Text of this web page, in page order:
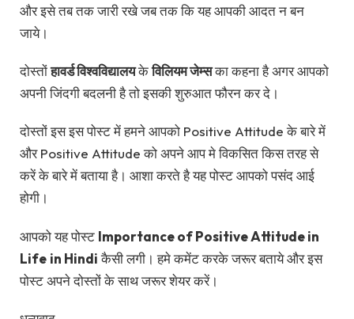
और इसे तब तक जारी रखे जब तक कि यह आपकी आदत न बन
जाये।
दोस्तोंहावर्ड विश्वविद्यालयकेविलियम जेम्सका कहना है अगर आपको
अपनी जिंदगी बदलनी है तो इसकी शुरुआत फौरन कर दे।
दोस्तों इस इस पोस्ट में हमने आपको Positive Attitude के बारे में
और Positive Attitude को अपने आप मे विकसित किस तरह से
करें के बारे में बताया है। आशा करते है यह पोस्ट आपको पसंद आई
होगी।
आपको यह पोस्ट Importance of Positive Attitude in
Life in Hindiकैसी लगी। हमे कमेंट करके जरूर बताये और इस
पोस्ट अपने दोस्तों के साथ जरूर शेयर करें।